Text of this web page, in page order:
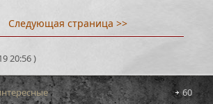
Следующая страница >>
20:56 )
60